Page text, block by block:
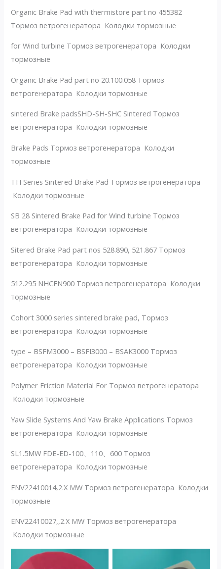
Organic Brake Pad with thermistore part no 455382
Тормоз ветрогенератора Колодки тормозные
for Wind turbine Тормоз ветрогенератора Колодки
тормозные
Organic Brake Pad part no 20.100.058 Тормоз
ветрогенератора Колодки тормозные
sintered Brake padsSHD-SH-SHC Sintered Тормоз
ветрогенератора Колодки тормозные
Brake Pads Тормоз ветрогенератора Колодки
тормозные
TH Series Sintered Brake Pad Тормоз ветрогенератора
Колодки тормозные
SB 28 Sintered Brake Pad for Wind turbine Тормоз
ветрогенератора Колодки тормозные
Sitered Brake Pad part nos 528.890, 521.867 Тормоз
ветрогенератора Колодки тормозные
512.295 NHCEN900 Тормоз ветрогенератора Колодки
тормозные
Cohort 3000 series sintered brake pad, Тормоз
ветрогенератора Колодки тормозные
type – BSFM3000 – BSFI3000 – BSAK3000 Тормоз
ветрогенератора Колодки тормозные
Polymer Friction Material For Тормоз ветрогенератора
Колодки тормозные
Yaw Slide Systems And Yaw Brake Applications Тормоз
ветрогенератора Колодки тормозные
SL1.5MW FDE-ED-100、110、600 Тормоз
ветрогенератора Колодки тормозные
ENV22410014,2.X MW Тормоз ветрогенератора Колодки
тормозные
ENV22410027,,2.X MW Тормоз ветрогенератора
Колодки тормозные